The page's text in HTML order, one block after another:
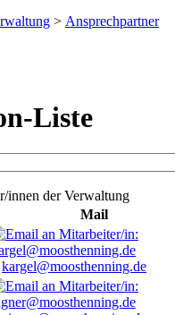
> Ansprechpartner
Liste
innen der Verwaltung
Mail
kargel@moosthenning.de